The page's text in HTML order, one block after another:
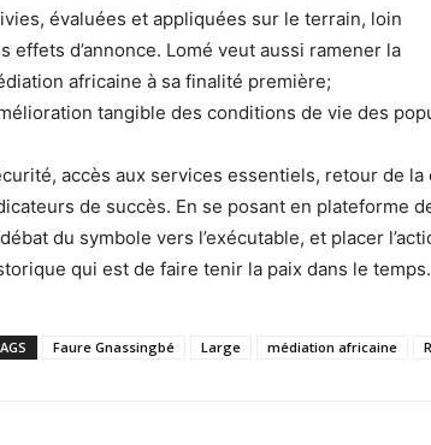
évaluées et appliquées sur le terrain, loin
effets d’annonce. Lomé veut aussi ramener la
africaine à sa finalité première;
tangible des conditions de vie des
accès aux services essentiels, retour de
de succès. En se posant en plateforme
du symbole vers l’exécutable, et placer
qui est de faire tenir la paix dans le temps.
Faure Gnassingbé Large médiation africaine